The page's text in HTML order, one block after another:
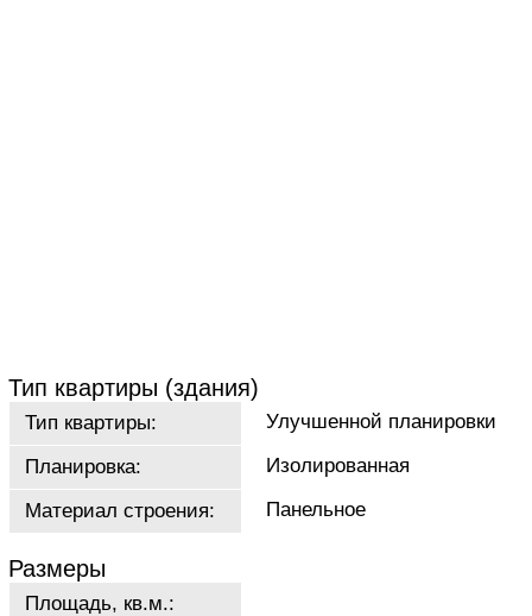
Тип квартиры (здания)
Тип квартиры:
Улучшенной планировки
Планировка:
Изолированная
Материал строения:
Панельное
Размеры
Площадь, кв.м.: